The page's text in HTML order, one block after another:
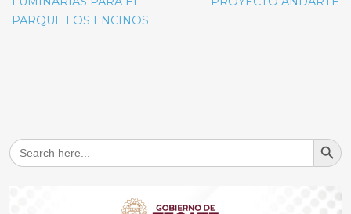
PARQUE LOS ENCINOS
Search
for:
Search